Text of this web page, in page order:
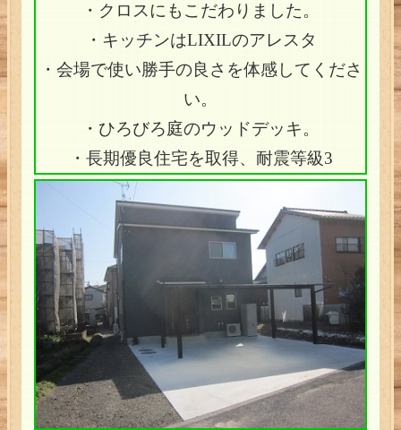
・クロスにもこだわりました。
・キッチンはLIXILのアレスタ
・会場で使い勝手の良さを体感してくださ
い。
・ひろびろ庭のウッドデッキ。
・長期優良住宅を取得、耐震等級3